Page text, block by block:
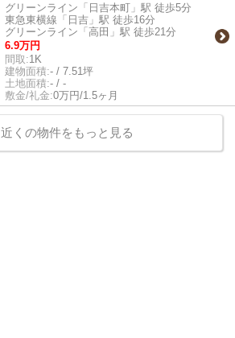
グリーンライン「日吉本町」駅 徒歩5分
東急東横線「日吉」駅 徒歩16分
グリーンライン「高田」駅 徒歩21分
6.9万円
間取:1K
建物面積:- / 7.51坪
土地面積:- / -
敷金/礼金:0万円/1.5ヶ月
近くの物件をもっと見る